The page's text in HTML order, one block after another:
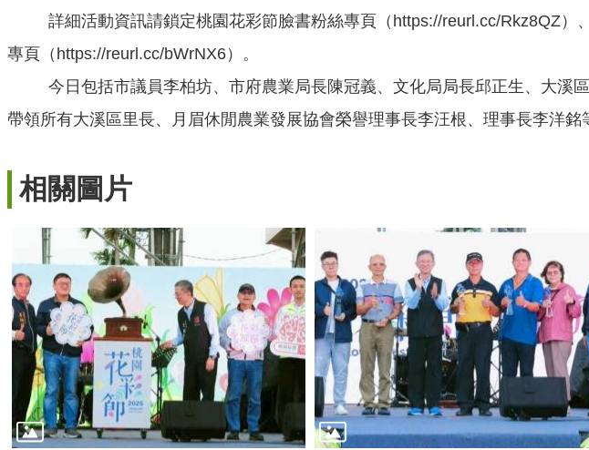
詳細活動資訊請鎖定桃園花彩節臉書粉絲專頁（https://reurl.cc/Rkz8QZ
專頁（https://reurl.cc/bWrNX6）。
今日包括市議員李柏坊、市府農業局長陳冠義、文化局局長邱正生、大溪
帶領所有大溪區里長、月眉休閒農業發展協會榮譽理事長李汪根、理事長李洋銘
相關圖片